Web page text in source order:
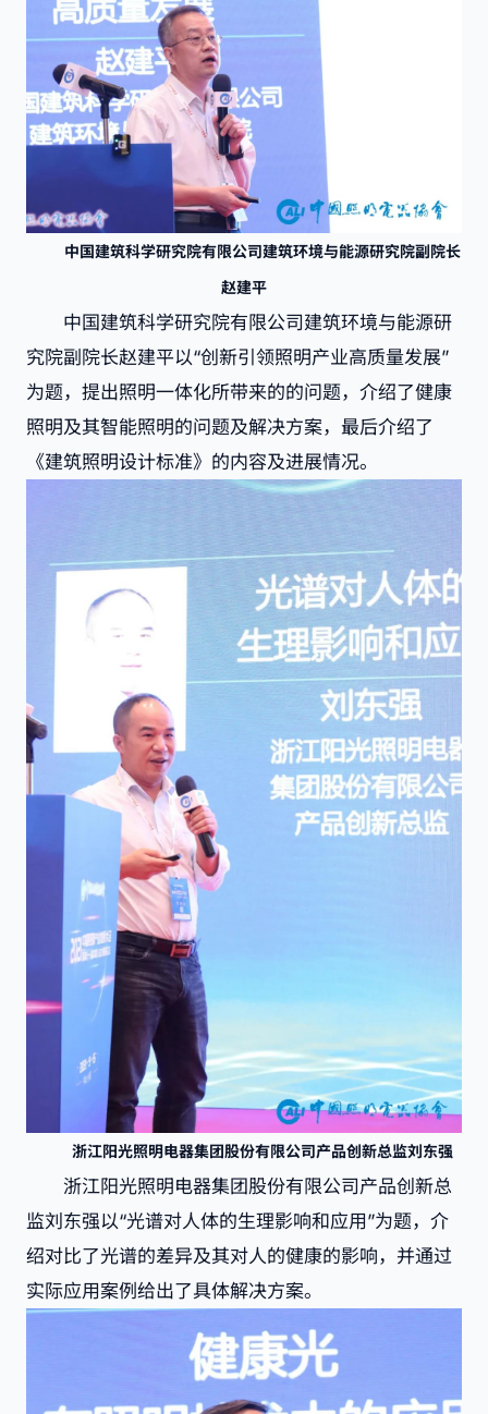
中国建筑科学研究院有限公司建筑环境与能源研究院副院长
赵建平
中国建筑科学研究院有限公司建筑环境与能源研
究院副院长赵建平以“创新引领照明产业高质量发展”
为题，提出照明一体化所带来的的问题，介绍了健康
照明及其智能照明的问题及解决方案，最后介绍了
《建筑照明设计标准》的内容及进展情况。
浙江阳光照明电器集团股份有限公司产品创新总监刘东强
浙江阳光照明电器集团股份有限公司产品创新总
监刘东强以“光谱对人体的生理影响和应用”为题，介
绍对比了光谱的差异及其对人的健康的影响，并通过
实际应用案例给出了具体解决方案。